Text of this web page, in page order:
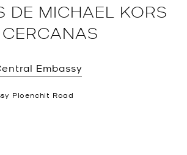
DE MICHAEL KORS
CERCANAS
Embassy
Ploenchit Road